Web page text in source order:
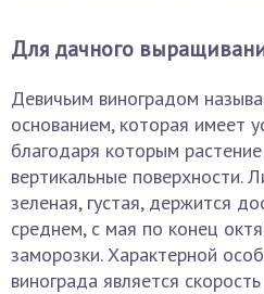
Для дачного
Девичьим виноградом
основанием, которая имеет
благодаря которым
вертикальные поверхности.
зеленая, густая, держится
среднем, с мая по конец
заморозки. Характерной
винограда является